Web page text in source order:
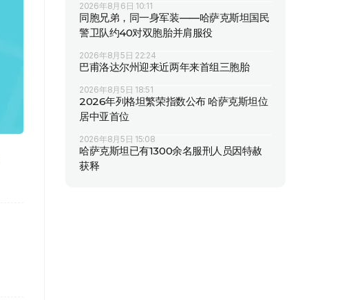
2026年8月6日 10:11
同胞兄弟，同一身军装——哈萨克斯坦国民
警卫队约40对双胞胎并肩服役
2026年8月5日 22:24
巴甫洛达尔州迎来近两年来首组三胞胎
2026年8月5日 18:51
2026年列格坦繁荣指数公布 哈萨克斯坦位
居中亚首位
2026年8月5日 15:08
哈萨克斯坦已有1300余名服刑人员因特赦
获释